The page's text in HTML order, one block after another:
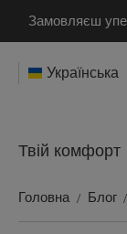
Замовляєш
Українська
Твій
Головна Блог